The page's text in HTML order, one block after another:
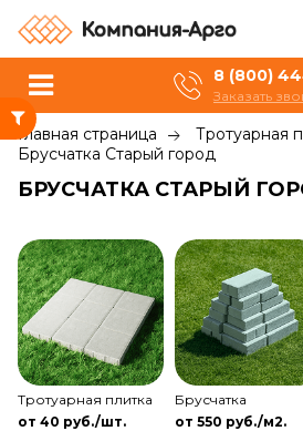
8 (800)
Заказать
Главная страница
Тротуарная
Брусчатка Старый город
БРУСЧАТКА СТАРЫЙ
Тротуарная плитка
от 40 руб./шт.
Брусчатка
от 550 руб./м2.